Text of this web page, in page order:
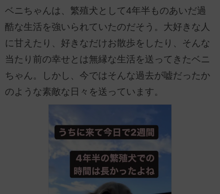
ベニちゃんは、繁殖犬として4年半ものあいだ過
酷な生活を強いられていたのだそう。大好きな人
に甘えたり、好きなだけお散歩をしたり、そんな
当たり前の幸せとは無縁な生活を送ってきたベニ
ちゃん。しかし、今ではそんな過去が嘘だったか
のような素敵な日々を送っています。